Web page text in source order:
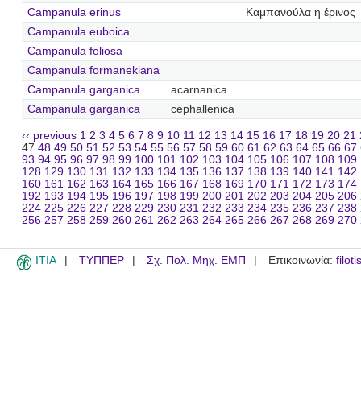
Campanula erinus
Καμπανούλα η έρινος
Campanula euboica
Campanula foliosa
Campanula formanekiana
Campanula garganica
acarnanica
Campanula garganica
cephallenica
‹‹ previous 1 2 3 4 5 6 7 8 9 10 11 12 13 14 15 16 17 18 19 20 21
47 48 49 50 51 52 53 54 55 56 57 58 59 60 61 62 63 64 65 66 67
93 94 95 96 97 98 99 100 101 102 103 104 105 106 107 108 109
128 129 130 131 132 133 134 135 136 137 138 139 140 141 142
160 161 162 163 164 165 166 167 168 169 170 171 172 173 174
192 193 194 195 196 197 198 199 200 201 202 203 204 205 206
224 225 226 227 228 229 230 231 232 233 234 235 236 237 238
256 257 258 259 260 261 262 263 264 265 266 267 268 269 270
ITIA ΤΥΠΠΕΡ Σχ. Πολ. Μηχ. ΕΜΠ Επικοινωνία: